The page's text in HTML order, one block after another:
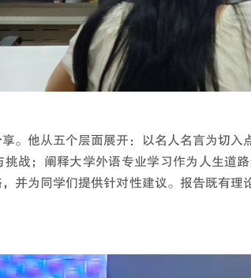
。他从五个层面展开：以名人名言为切
战；阐释大学外语专业学习作为人生道
并为同学们提供针对性建议。报告既有